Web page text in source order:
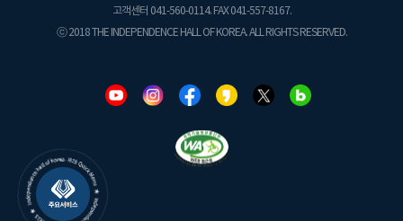
고객센터 041-560-0114. FAX 041-557-8167.
ⓒ 2018 THE INDEPENDENCE HALL OF KOREA. ALL RIGHTS RESERVED.